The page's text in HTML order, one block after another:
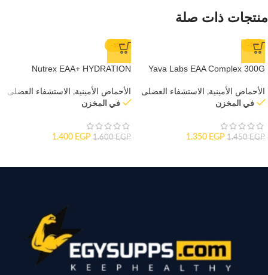
منتجات ذات صلة
-7%
Yava Labs EAA Complex 300G
الأحماض الأمينية,
الاستشفاء العضلى
في المخزن
1.450EGP
1.350 EGP
-13%
Nutrex EAA+ HYDRATION
الأحماض الأمينية,
الاستشفاء العضلى
في المخزن
1.600EGP
1.400 EGP